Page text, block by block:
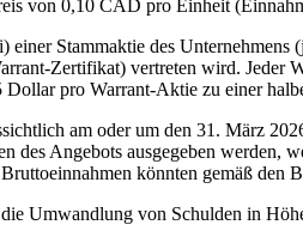
von 0,10 CAD pro Einheit
einer Stammaktie des
Zertifikat) vertreten wird. Jeder
pro Warrant-Aktie zu einer
am oder um den 31. März
des Angebots ausgegeben werden,
könnten gemäß den
Umwandlung von Schulden in